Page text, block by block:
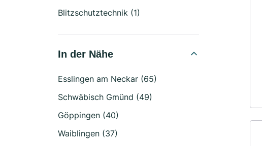
Blitzschutztechnik (1)
In der Nähe
Esslingen am Neckar (65)
Schwäbisch Gmünd (49)
Göppingen (40)
Waiblingen (37)